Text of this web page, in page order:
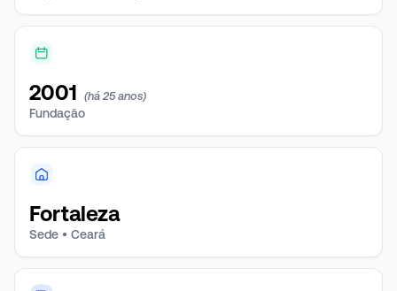
2001 (há 25 anos)
Fundação
Fortaleza
Sede • Ceará